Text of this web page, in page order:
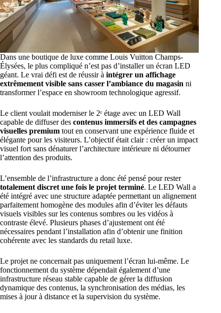
Dans une boutique de luxe comme Louis Vuitton Champs-
Élysées, le plus compliqué n’est pas d’installer un écran LED
géant. Le vrai défi est de réussir à intégrer un affichage
extrêmement visible sans casser l’ambiance du magasin ni
transformer l’espace en showroom technologique agressif.
Le client voulait moderniser le 2ᵉ étage avec un LED Wall
capable de diffuser des contenus immersifs et des campagnes
visuelles premium tout en conservant une expérience fluide et
élégante pour les visiteurs. L’objectif était clair : créer un impact
visuel fort sans dénaturer l’architecture intérieure ni détourner
l’attention des produits.
L’ensemble de l’infrastructure a donc été pensé pour rester
totalement discret une fois le projet terminé. Le LED Wall a
été intégré avec une structure adaptée permettant un alignement
parfaitement homogène des modules afin d’éviter les défauts
visuels visibles sur les contenus sombres ou les vidéos à
contraste élevé. Plusieurs phases d’ajustement ont été
nécessaires pendant l’installation afin d’obtenir une finition
cohérente avec les standards du retail luxe.
Le projet ne concernait pas uniquement l’écran lui-même. Le
fonctionnement du système dépendait également d’une
infrastructure réseau stable capable de gérer la diffusion
dynamique des contenus, la synchronisation des médias, les
mises à jour à distance et la supervision du système.